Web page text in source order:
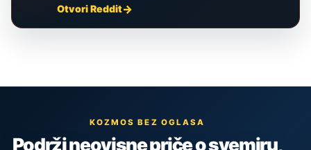
Otvori Reddit
KOZMOS BEZ OGLASA
Podrži neovisne priče o svemiru,